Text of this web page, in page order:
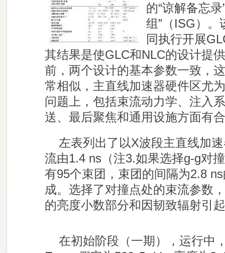
的“谅解备忘
组”（ISG）
同执行开展
其结果是使GLC和NLC的设计提
前，两个设计的基本参数一致，
常相似，主直线加速器硬件区尤
问题上，包括束流动力学、注入
送、最后聚焦和通用设施方面有
左表列出了以X波段主直线加
流由1.4 ns（注3.如果选择g-g对
有95个束团，束团的间隔为2.8
成。选择了对撞点处的束流参数
的亮度小数部分和因韧致辐射引
在初始阶段（一期），运行中